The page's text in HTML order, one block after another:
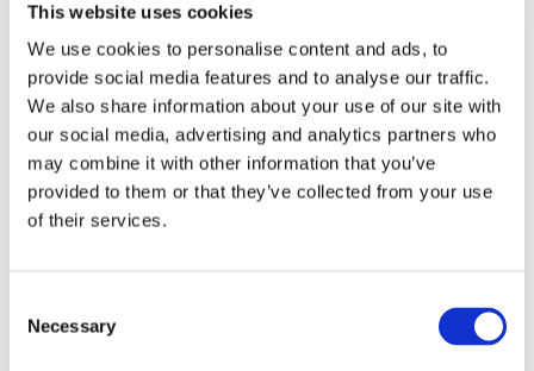
This website uses cookies
We use cookies to personalise content and ads, to
provide social media features and to analyse our traffic.
We also share information about your use of our site with
our social media, advertising and analytics partners who
may combine it with other information that you’ve
provided to them or that they’ve collected from your use
of their services.
Selection
Necessary
Sirius tar leverans av
nybygge